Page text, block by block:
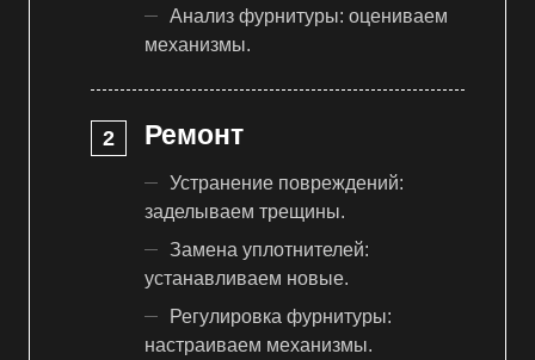
Анализ фурнитуры: оцениваем
механизмы.
Ремонт
Устранение повреждений:
заделываем трещины.
Замена уплотнителей:
устанавливаем новые.
Регулировка фурнитуры:
настраиваем механизмы.